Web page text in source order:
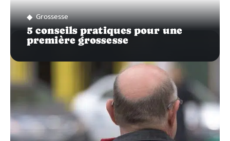
Grossesse
5 conseils pratiques pour une
première grossesse